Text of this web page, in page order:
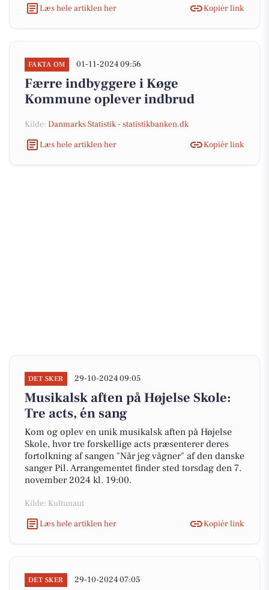
Læs hele artiklen her
Kopiér link
FAKTA OM 01-11-2024 09:56
Færre indbyggere i Køge
Kommune oplever indbrud
Kilde: Danmarks Statistik - statistikbanken.dk
Læs hele artiklen her
Kopiér link
DET SKER 29-10-2024 09:05
Musikalsk aften på Højelse Skole:
Tre acts, én sang
Kom og oplev en unik musikalsk aften på Højelse
Skole, hvor tre forskellige acts præsenterer deres
fortolkning af sangen "Når jeg vågner" af den danske
sanger Pil. Arrangementet finder sted torsdag den 7.
november 2024 kl. 19:00.
Kilde: Kultunaut
Læs hele artiklen her
Kopiér link
DET SKER 29-10-2024 07:05